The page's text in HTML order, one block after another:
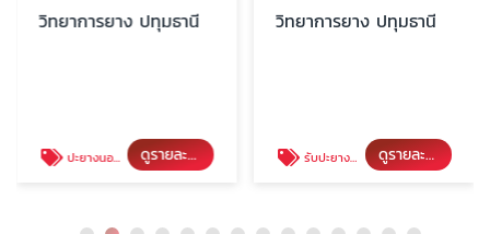
วิทยาการยาง ปทุมธานี
ปะยางนอกสถานที่24ชั่วโมง อยุธยา ดูรายละเอียด
วิทยาการยาง ปทุมธานี
รับปะยางคลองหลวง 24 ชม ดูรายละเอียด